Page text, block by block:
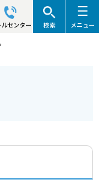
センター 検索 メニュー